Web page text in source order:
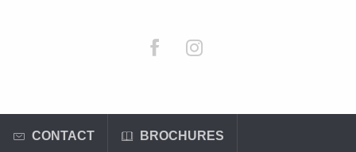
CONTACT BROCHURES